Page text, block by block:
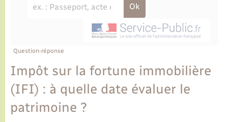
Bulletins d'informations communales
Le personnel municipal
Comment venir à Lyons-la-Forêt
Plan interactif
Permis de détention de chien
Social
CIDFF
Etat-civil - Papiers - Citoyenneté
Logement - Urbanisme
Loisirs
Marchés de Lyons-la-Forêt
Transports scolaires
Travaux - Autorisation d’occupation de l’espace
Question-réponse
Impôt sur la fortune immobilière
(IFI) : à quelle date évaluer le
patrimoine ?